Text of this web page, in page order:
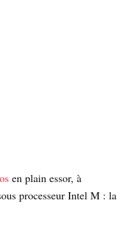
en plain essor, à
processeur Intel M : la